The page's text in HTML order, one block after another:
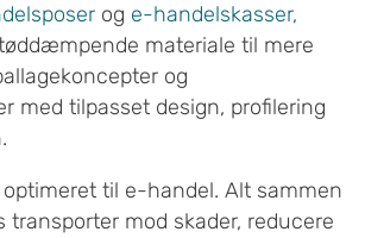
og e-handelskasser,
materiale til mere
og
med tilpasset design, profilering
til e-handel. Alt sammen
transporter mod skader, reducere